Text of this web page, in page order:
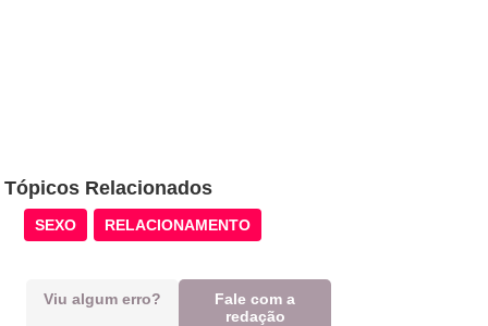
Tópicos Relacionados
SEXO RELACIONAMENTO
Viu algum erro?
Fale com a
redação